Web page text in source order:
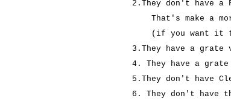
2.They don't have a
That's make a
(if you want it
3.They have a grate
4. They have a
5.They don't have
6. They don't have